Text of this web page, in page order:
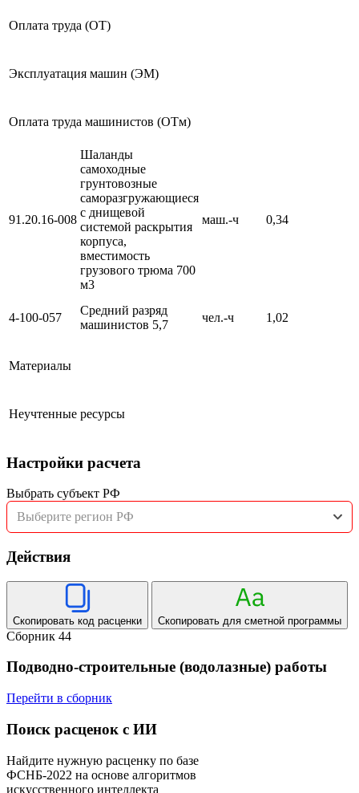
Оплата труда (ОТ)
Эксплуатация машин (ЭМ)
Оплата труда машинистов (ОТм)
91.20.16-008
Шаланды
самоходные
грунтовозные
саморазгружающиеся
с днищевой
системой раскрытия
корпуса,
вместимость
грузового трюма 700
м3
маш.-ч 0,34
4-100-057
Средний разряд
машинистов 5,7
чел.-ч 1,02
Материалы
Неучтенные ресурсы
Настройки расчета
Выбрать субъект РФ
Выберите регион РФ
Действия
Скопировать код расценки Скопировать для сметной программы
Сборник 44
Подводно-строительные (водолазные) работы
Перейти в сборник
Поиск расценок с ИИ
Найдите нужную расценку по базе
ФСНБ-2022 на основе алгоритмов
искусственного интеллекта